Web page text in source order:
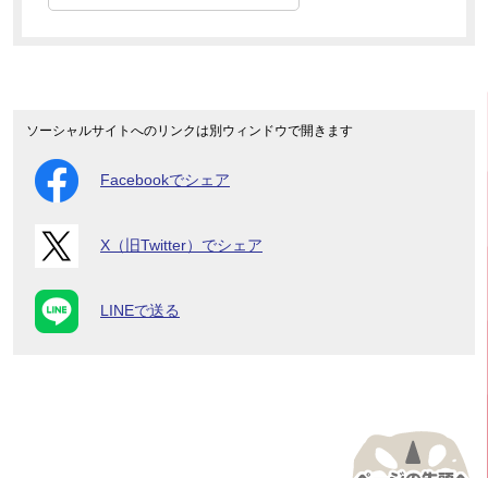
ソーシャルサイトへのリンクは別ウィンドウで開きます
Facebookでシェア
X（旧Twitter）でシェア
LINEで送る